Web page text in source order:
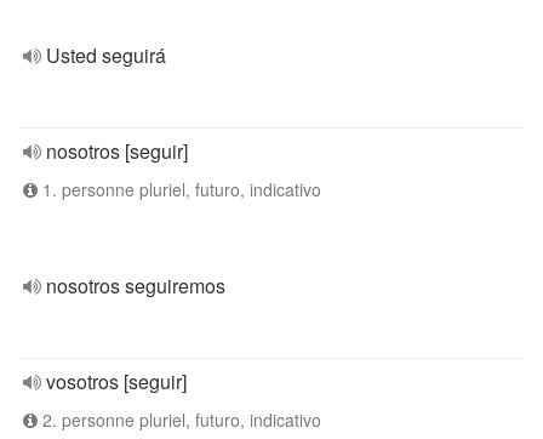
Usted seguirá
nosotros [seguir]
1. personne pluriel, futuro, indicativo
nosotros seguiremos
vosotros [seguir]
2. personne pluriel, futuro, indicativo